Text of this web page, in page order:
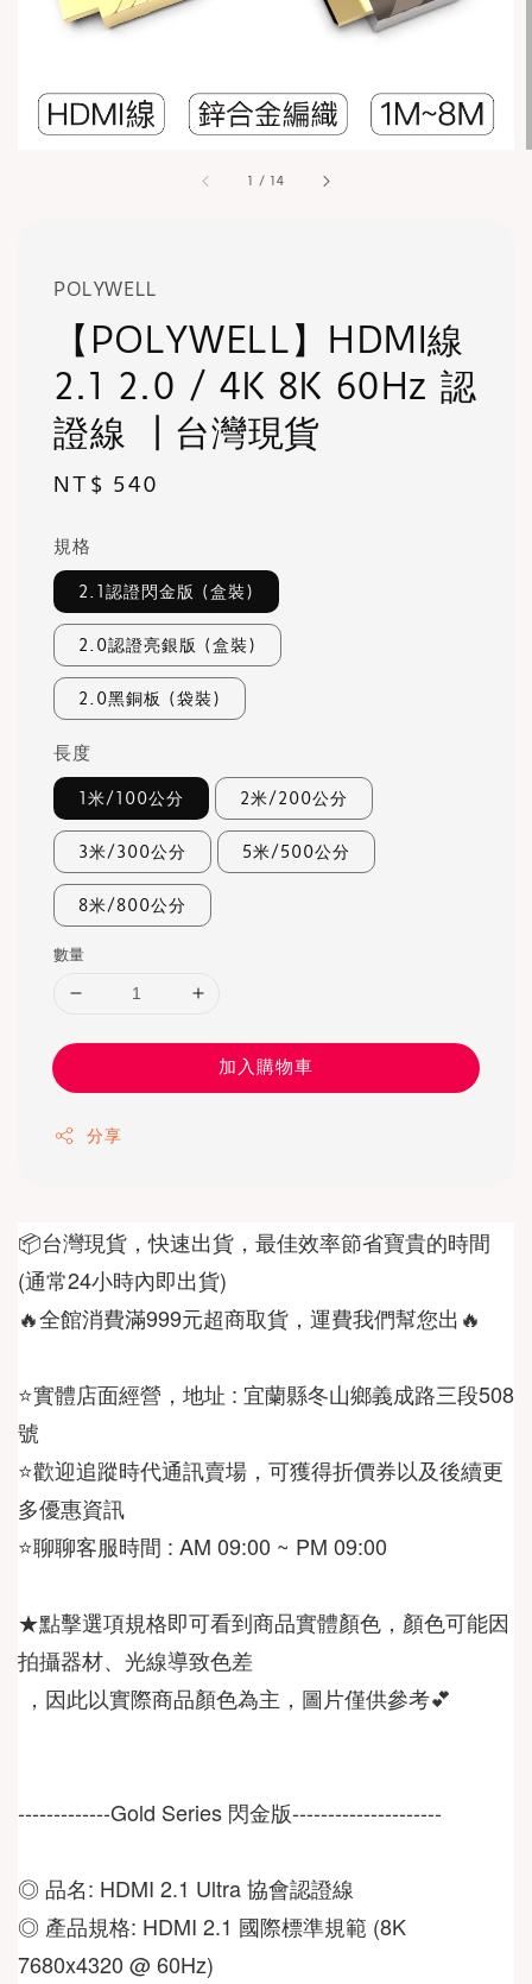
1 / 14
POLYWELL
【POLYWELL】HDMI線
2.1 2.0 / 4K 8K 60Hz 認
證線 ┃台灣現貨
Regular
NT$ 540
規格
2.1認證閃金版 (盒裝)
2.0認證亮銀版 (盒裝)
2.0黑銅板 (袋裝)
長度
1米/100公分 2米/200公分
3米/300公分 5米/500公分
8米/800公分
數量
加入購物車
分享
📦台灣現貨，快速出貨，最佳效率節省寶貴的時間
🔥全館消費滿999元超商取貨，運費我們幫您出🔥
⭐️實體店面經營，地址 : 宜蘭縣冬山鄉義成路三段508
⭐️歡迎追蹤時代通訊賣場，可獲得折價券以及後續更
⭐️聊聊客服時間 : AM 09:00 ~ PM 09:00
★點擊選項規格即可看到商品實體顏色，顏色可能因
，因此以實際商品顏色為主，圖片僅供參考💕
-------------Gold Series 閃金版---------------------
◎ 品名: HDMI 2.1 Ultra 協會認證線
◎ 產品規格: HDMI 2.1 國際標準規範 (8K
7680x4320 @ 60Hz)